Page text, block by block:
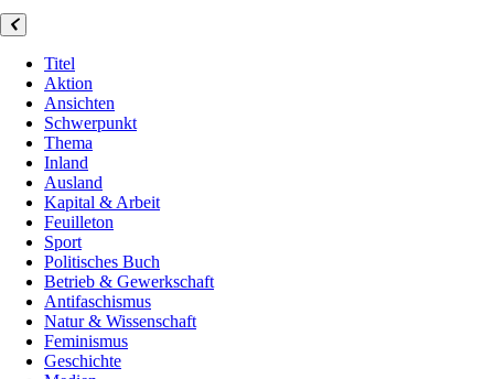
Titel
Aktion
Ansichten
Schwerpunkt
Thema
Inland
Ausland
Kapital & Arbeit
Feuilleton
Sport
Politisches Buch
Betrieb & Gewerkschaft
Antifaschismus
Natur & Wissenschaft
Feminismus
Geschichte